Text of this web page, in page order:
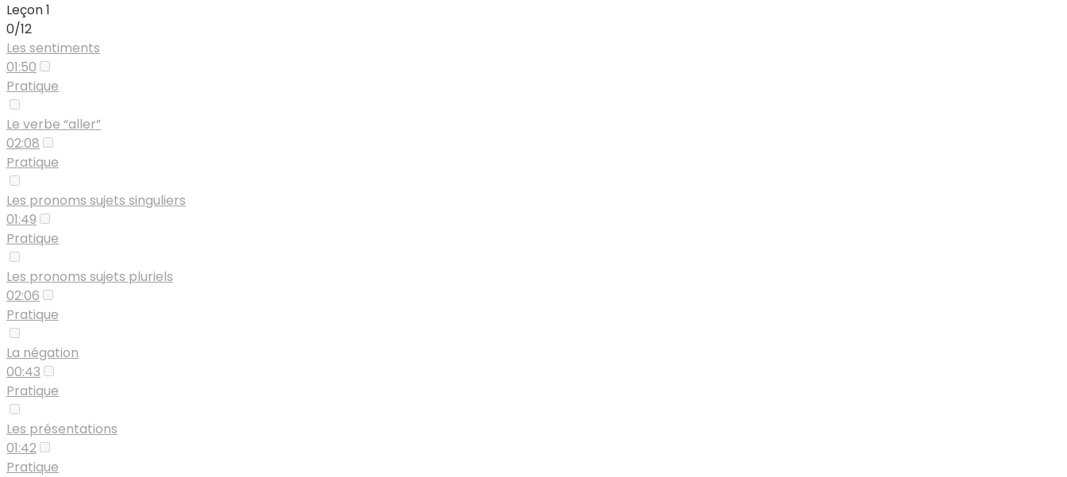
Leçon 1
0/12
Les sentiments
01:50
Pratique
Le verbe “aller”
02:08
Pratique
Les pronoms sujets singuliers
01:49
Pratique
Les pronoms sujets pluriels
02:06
Pratique
La négation
00:43
Pratique
Les présentations
01:42
Pratique